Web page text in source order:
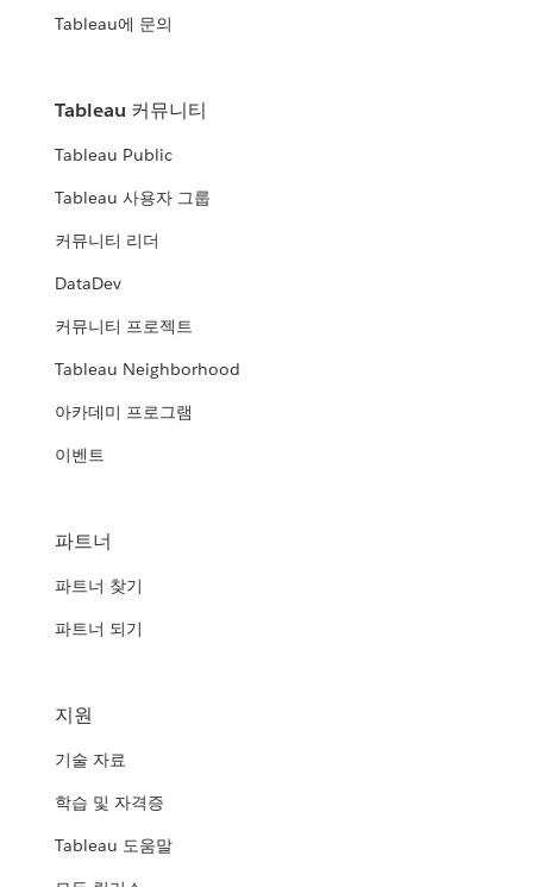
Tableau에 문의
Tableau 커뮤니티
Tableau Public
Tableau 사용자 그룹
커뮤니티 리더
DataDev
커뮤니티 프로젝트
Tableau Neighborhood
아카데미 프로그램
이벤트
파트너
파트너 찾기
파트너 되기
지원
기술 자료
학습 및 자격증
Tableau 도움말